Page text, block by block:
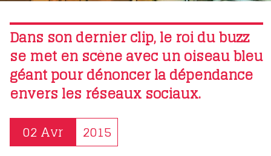
Dans son dernier clip, le roi du buzz
se met en scène avec un oiseau bleu
géant pour dénoncer la dépendance
envers les réseaux sociaux.
02 Avr 2015